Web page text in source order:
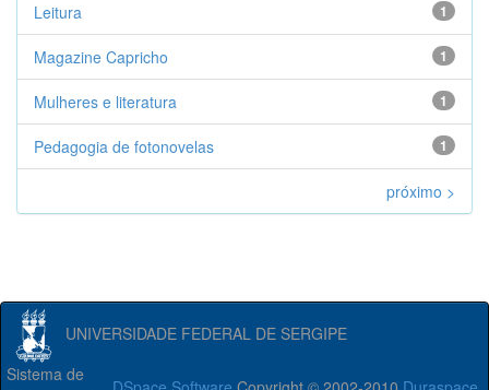
1
Leitura
1
Magazine Capricho
1
Mulheres e literatura
1
Pedagogia de fotonovelas
próximo >
UNIVERSIDADE FEDERAL DE SERGIPE
Sistema de